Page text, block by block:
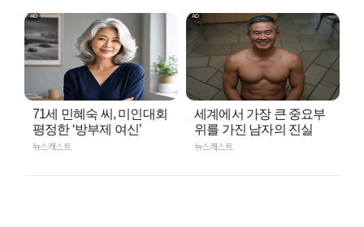
71세 민혜숙 씨, 미인대회
평정한 ‘방부제 여신’
뉴스캐스트
세계에서 가장 큰 중요부
위를 가진 남자의 진실
뉴스캐스트